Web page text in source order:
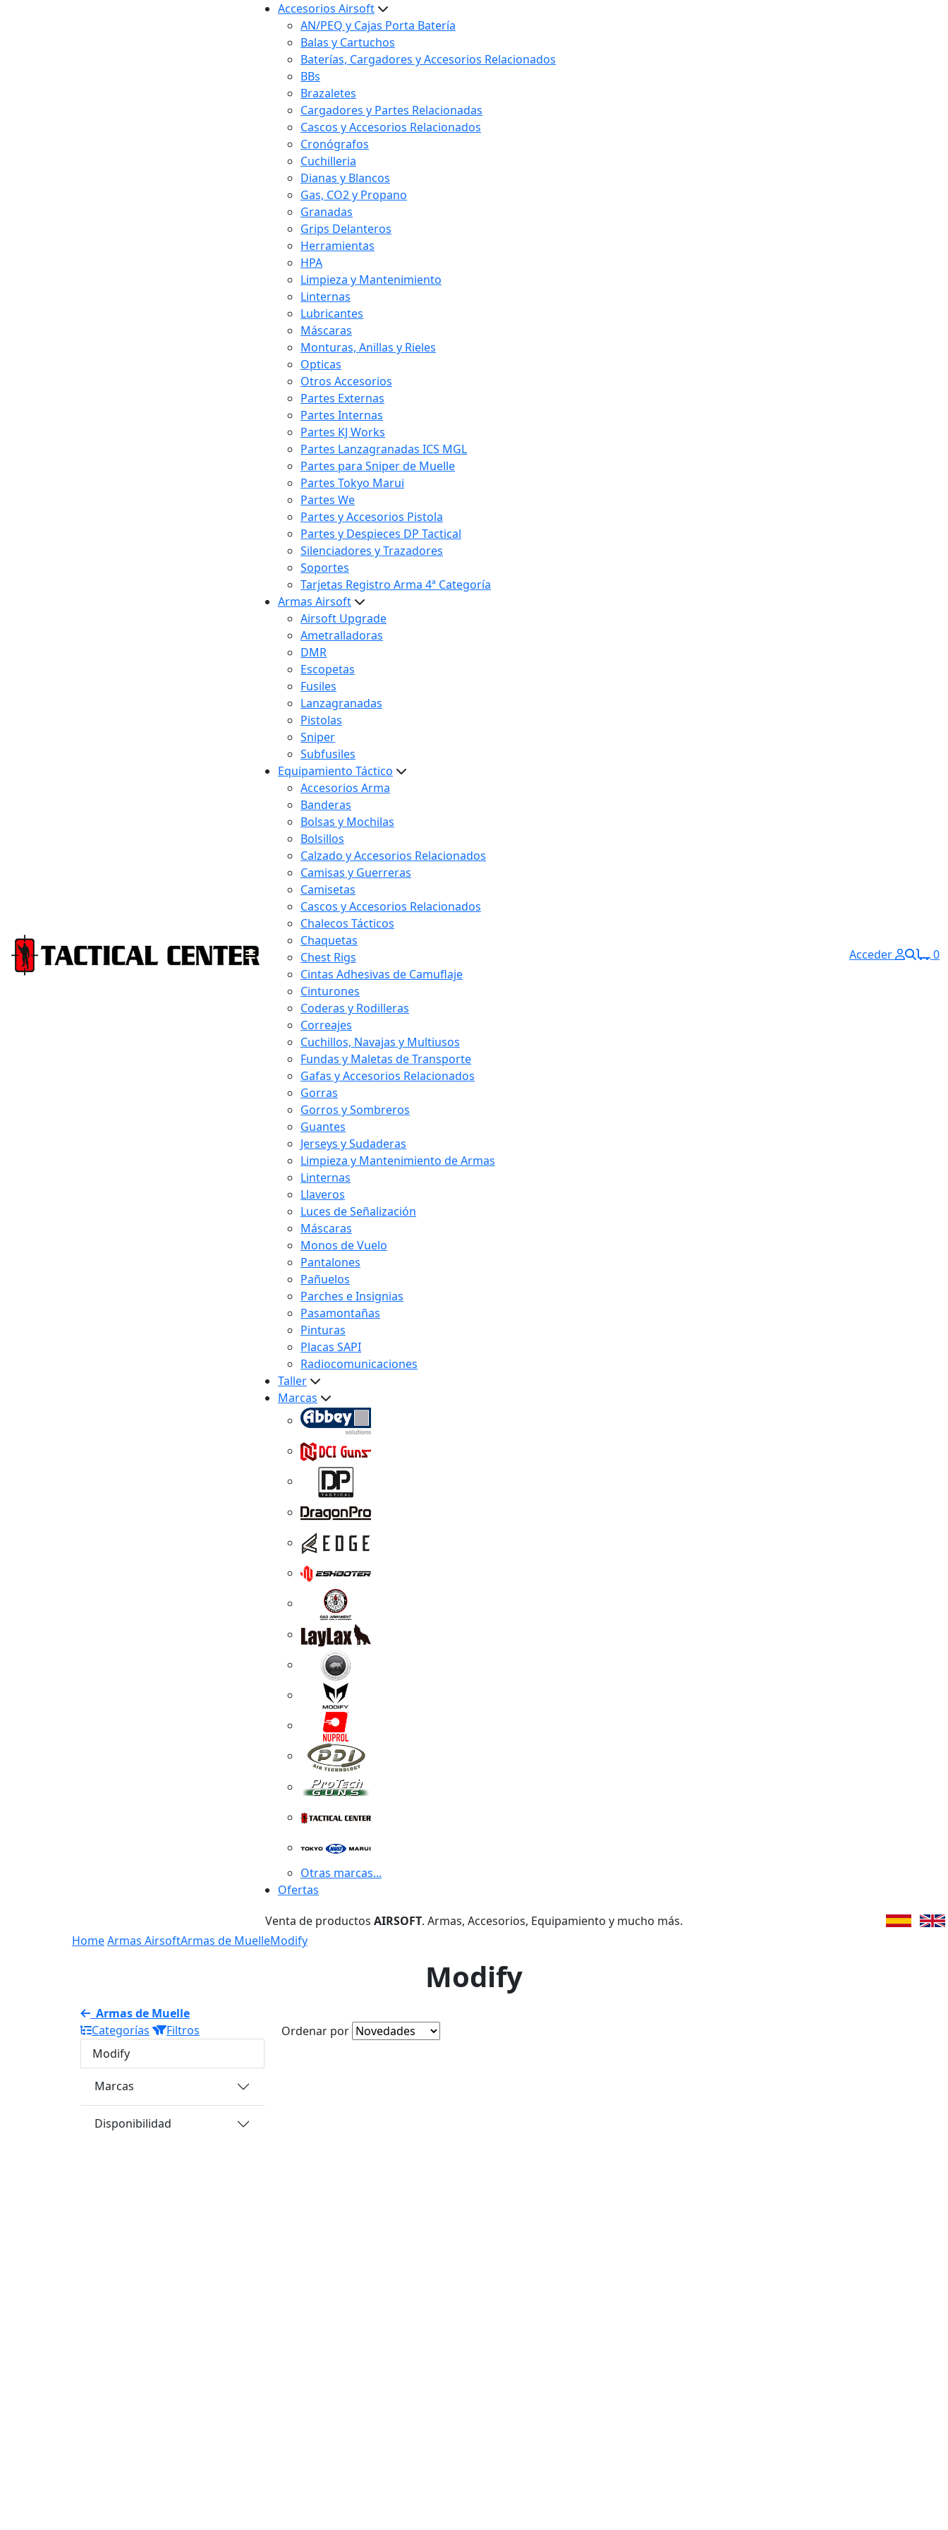
Accesorios Airsoft
AN/PEQ y Cajas Porta Batería
Balas y Cartuchos
Baterías, Cargadores y Accesorios Relacionados
BBs
Brazaletes
Cargadores y Partes Relacionadas
Cascos y Accesorios Relacionados
Cronógrafos
Cuchilleria
Dianas y Blancos
Gas, CO2 y Propano
Granadas
Grips Delanteros
Herramientas
HPA
Limpieza y Mantenimiento
Linternas
Lubricantes
Máscaras
Monturas, Anillas y Rieles
Opticas
Otros Accesorios
Partes Externas
Partes Internas
Partes KJ Works
Partes Lanzagranadas ICS MGL
Partes para Sniper de Muelle
Partes Tokyo Marui
Partes We
Partes y Accesorios Pistola
Partes y Despieces DP Tactical
Silenciadores y Trazadores
Soportes
Tarjetas Registro Arma 4ª Categoría
Armas Airsoft
Airsoft Upgrade
Ametralladoras
DMR
Escopetas
Fusiles
Lanzagranadas
Pistolas
Sniper
Subfusiles
Equipamiento Táctico
Accesorios Arma
Banderas
Bolsas y Mochilas
Bolsillos
Calzado y Accesorios Relacionados
Camisas y Guerreras
Camisetas
Cascos y Accesorios Relacionados
Chalecos Tácticos
Chaquetas
Chest Rigs
Cintas Adhesivas de Camuflaje
Cinturones
Coderas y Rodilleras
Correajes
Cuchillos, Navajas y Multiusos
Fundas y Maletas de Transporte
Gafas y Accesorios Relacionados
Gorras
Gorros y Sombreros
Guantes
Jerseys y Sudaderas
Limpieza y Mantenimiento de Armas
Linternas
Llaveros
Luces de Señalización
Máscaras
Monos de Vuelo
Pantalones
Pañuelos
Parches e Insignias
Pasamontañas
Pinturas
Placas SAPI
Radiocomunicaciones
Taller
Marcas
Otras marcas...
Ofertas
Acceder 0
Venta de productos AIRSOFT. Armas, Accesorios, Equipamiento y mucho más.
HomeArmas AirsoftArmas de MuelleModify
Modify
Armas de Muelle
Categorías
Filtros
Modify
Marcas
Disponibilidad
Ordenar por